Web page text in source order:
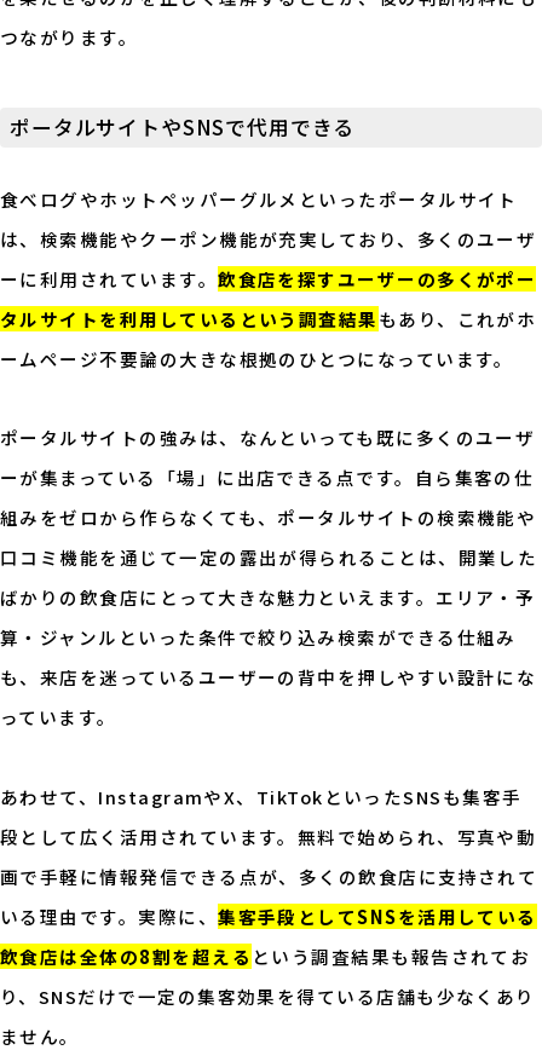
つながります。
ポータルサイトやSNSで代用できる
食べログやホットペッパーグルメといったポータルサイト
は、検索機能やクーポン機能が充実しており、多くのユーザ
ーに利用されています。飲食店を探すユーザーの多くがポー
タルサイトを利用しているという調査結果もあり、これがホ
ームページ不要論の大きな根拠のひとつになっています。
ポータルサイトの強みは、なんといっても既に多くのユーザ
ーが集まっている「場」に出店できる点です。自ら集客の仕
組みをゼロから作らなくても、ポータルサイトの検索機能や
口コミ機能を通じて一定の露出が得られることは、開業した
ばかりの飲食店にとって大きな魅力といえます。エリア・予
算・ジャンルといった条件で絞り込み検索ができる仕組み
も、来店を迷っているユーザーの背中を押しやすい設計にな
っています。
あわせて、InstagramやX、TikTokといったSNSも集客手
段として広く活用されています。無料で始められ、写真や動
画で手軽に情報発信できる点が、多くの飲食店に支持されて
いる理由です。実際に、集客手段としてSNSを活用している
飲食店は全体の8割を超える という調査結果も報告されてお
り、SNSだけで一定の集客効果を得ている店舗も少なくあり
ません。